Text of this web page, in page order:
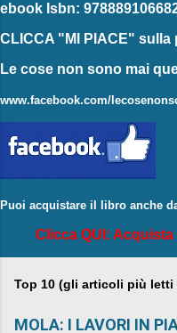
ebook Isbn:
CLICCA "MI PIACE" sulla
Le cose non sono mai
www.facebook.com/
Puoi acquistare il libro anche
Clicca QUI: Acquista
Top 10 (gli articoli più letti
MOLA: I LAVORI IN